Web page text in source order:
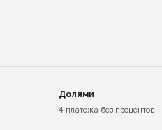
Долями
4 платежа без процентов